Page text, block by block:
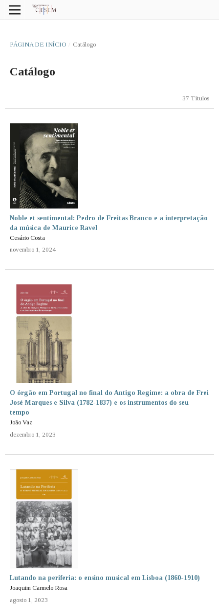
PÁGINA DE INÍCIO / Catálogo
Catálogo
37 Títulos
Noble et sentimental: Pedro de Freitas Branco e a interpretação
da música de Maurice Ravel
Cesário Costa
novembro 1, 2024
O órgão em Portugal no final do Antigo Regime: a obra de Frei
José Marques e Silva (1782-1837) e os instrumentos do seu
tempo
João Vaz
dezembro 1, 2023
Lutando na periferia: o ensino musical em Lisboa (1860-1910)
Joaquim Carmelo Rosa
agosto 1, 2023